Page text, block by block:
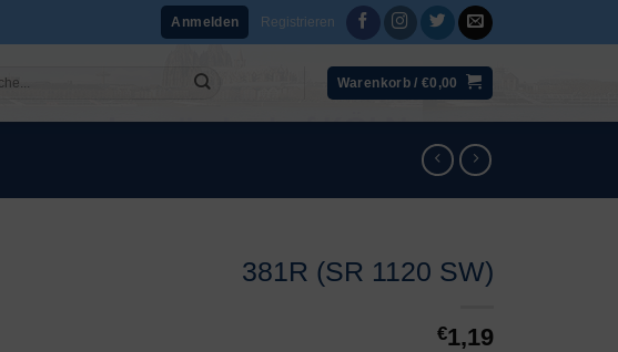
Anmelden Registrieren
Warenkorb /€0,00
381R (SR 1120 SW)
€1,19